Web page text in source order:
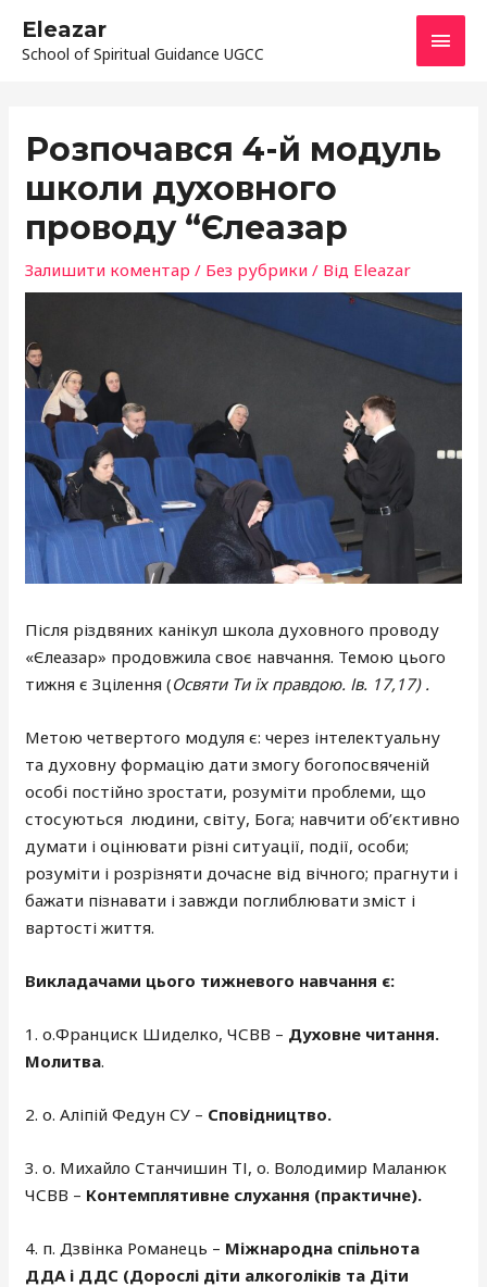
вмісту
Eleazar
School of Spiritual Guidance UGCC
Розпочався 4-й модуль
школи духовного
проводу “Єлеазар
Залишити коментар / Без рубрики / Від Eleazar
Після різдвяних канікул школа духовного проводу
«Єлеазар» продовжила своє навчання. Темою цього
тижня є Зцілення (Освяти Ти їх правдою. Ів. 17,17) .
Метою четвертого модуля є: через інтелектуальну
та духовну формацію дати змогу богопосвяченій
особі постійно зростати, розуміти проблеми, що
стосуються людини, світу, Бога; навчити об’єктивно
думати і оцінювати різні ситуації, події, особи;
розуміти і розрізняти дочасне від вічного; прагнути і
бажати пізнавати і завжди поглиблювати зміст і
вартості життя.
Викладачами цього тижневого навчання є:
1. о.Франциск Шиделко, ЧСВВ – Духовне читання.
Молитва.
2. о. Аліпій Федун СУ – Сповідництво.
3. о. Михайло Станчишин ТІ, о. Володимир Маланюк
ЧСВВ – Контемплятивне слухання (практичне).
4. п. Дзвінка Романець – Міжнародна спільнота
ДДА і ДДС (Дорослі діти алкоголіків та Діти
запису